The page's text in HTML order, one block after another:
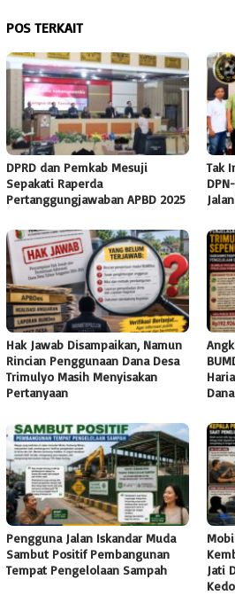
POS TERKAIT
DPRD dan Pemkab Mesuji
Sepakati Raperda
Pertanggungjawaban APBD 2025
Tak
Hak Jawab Disampaikan, Namun
Rincian Penggunaan Dana Desa
Trimulyo Masih Menyisakan
Pertanyaan
Pengguna Jalan Iskandar Muda
Sambut Positif Pembangunan
Tempat Pengelolaan Sampah
Jati